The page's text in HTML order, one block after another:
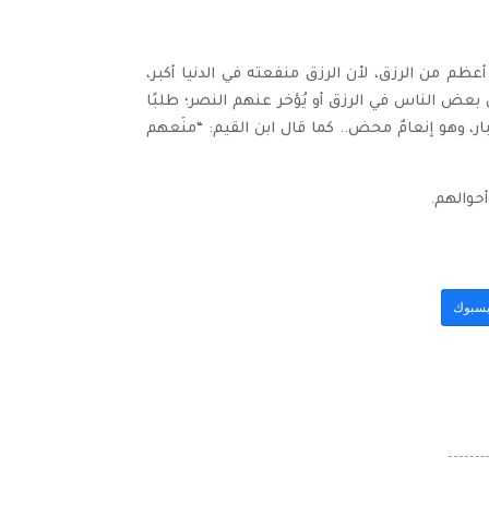
من الرزق، لأن الرزق منفعته في الدنيا أكبر،
بعض الناس في الرزق أو يُؤخر عنهم النصر؛ طلبًا
وهو إنعامٌ محض.. كما قال ابن القيم: “منَعهم